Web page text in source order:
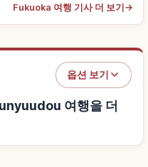
Fukuoka 여행 기사 더 보기 →
옵션 보기
여행을 더